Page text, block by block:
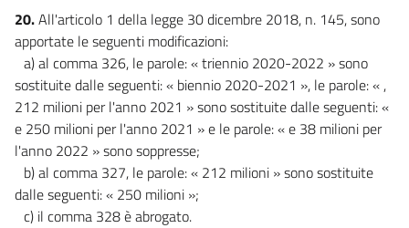
20.All'articolo 1 della legge 30 dicembre 2018, n. 145, sono
apportate le seguenti modificazioni:
a) al comma 326, le parole: « triennio 2020-2022 » sono
sostituite dalle seguenti: « biennio 2020-2021 », le parole: « ,
212 milioni per l'anno 2021 » sono sostituite dalle seguenti: «
e 250 milioni per l'anno 2021 » e le parole: « e 38 milioni per
l'anno 2022 » sono soppresse;
b) al comma 327, le parole: « 212 milioni » sono sostituite
dalle seguenti: « 250 milioni »;
c) il comma 328 è abrogato.